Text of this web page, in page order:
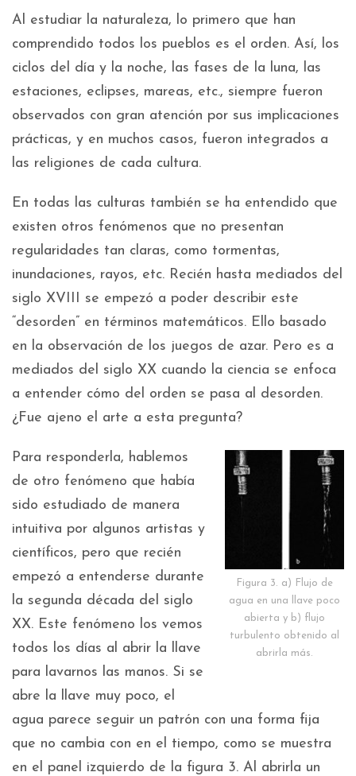
Al estudiar la naturaleza, lo primero que han
comprendido todos los pueblos es el orden. Así, los
ciclos del día y la noche, las fases de la luna, las
estaciones, eclipses, mareas, etc., siempre fueron
observados con gran atención por sus implicaciones
prácticas, y en muchos casos, fueron integrados a
las religiones de cada cultura.
En todas las culturas también se ha entendido que
existen otros fenómenos que no presentan
regularidades tan claras, como tormentas,
inundaciones, rayos, etc. Recién hasta mediados del
siglo XVIII se empezó a poder describir este
“desorden” en términos matemáticos. Ello basado
en la observación de los juegos de azar. Pero es a
mediados del siglo XX cuando la ciencia se enfoca
a entender cómo del orden se pasa al desorden.
¿Fue ajeno el arte a esta pregunta?
Figura 3. a) Flujo de
agua en una llave poco
abierta y b) flujo
turbulento obtenido al
abrirla más.
Para responderla, hablemos
de otro fenómeno que había
sido estudiado de manera
intuitiva por algunos artistas y
científicos, pero que recién
empezó a entenderse durante
la segunda década del siglo
XX. Este fenómeno los vemos
todos los días al abrir la llave
para lavarnos las manos. Si se
abre la llave muy poco, el
agua parece seguir un patrón con una forma fija
que no cambia con en el tiempo, como se muestra
en el panel izquierdo de la figura 3. Al abrirla un